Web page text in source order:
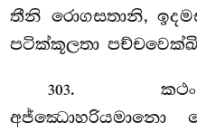
තීනි රොගසතානි,
පටික්කූලතා
303.
අජ්ඣොහරියමානො